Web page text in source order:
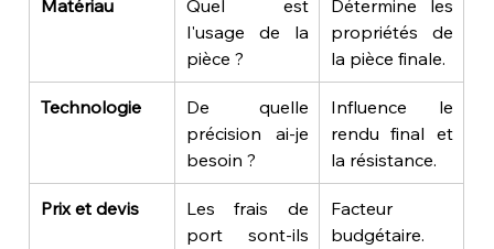
Matériau
Quel est
l'usage de la
pièce ?
Détermine les
propriétés de
la pièce finale.
Technologie
De quelle
précision ai-je
besoin ?
Influence le
rendu final et
la résistance.
Prix et devis
Les frais de
port sont-ils
Facteur
budgétaire.